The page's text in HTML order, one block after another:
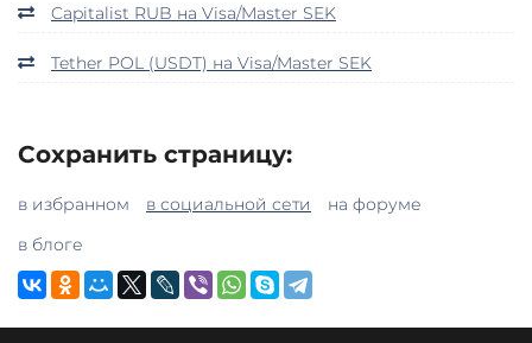
Capitalist RUB на Visa/Master SEK
Tether POL (USDT) на Visa/Master SEK
Сохранить страницу:
в избранном в социальной сети
на форуме
в блоге